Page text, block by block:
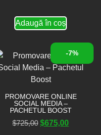
Adaugă în coș
-7%
PROMOVARE ONLINE
SOCIAL MEDIA –
PACHETUL BOOST
$725,00 $675,00